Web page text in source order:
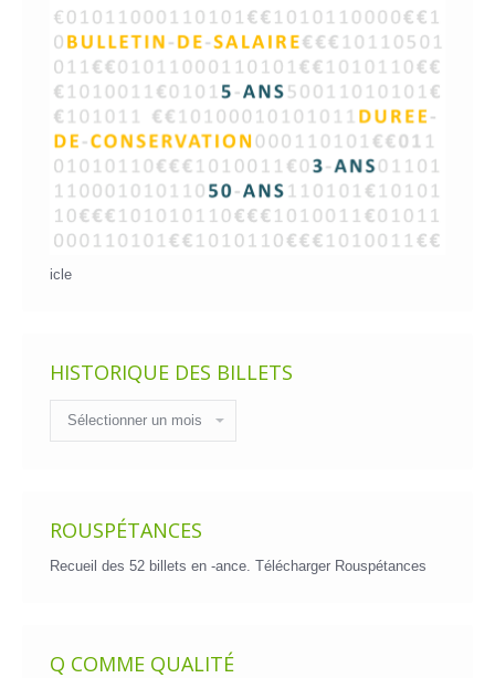
icle
HISTORIQUE DES BILLETS
des
billets
ROUSPÉTANCES
Recueil des 52 billets en -ance. Télécharger Rouspétances
Q COMME QUALITÉ